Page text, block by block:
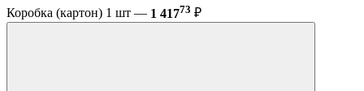
Коробка (картон) 1 шт — 1 41773 ₽